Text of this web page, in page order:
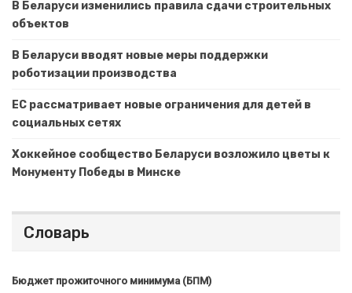
В Беларуси изменились правила сдачи строительных
объектов
В Беларуси вводят новые меры поддержки
роботизации производства
ЕС рассматривает новые ограничения для детей в
социальных сетях
Хоккейное сообщество Беларуси возложило цветы к
Монументу Победы в Минске
Словарь
Бюджет прожиточного минимума (БПМ)